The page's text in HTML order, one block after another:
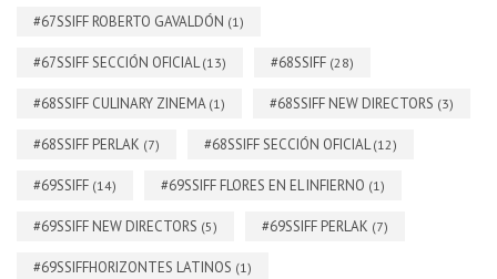
#67SSIFF ROBERTO GAVALDÓN (1)
#67SSIFF SECCIÓN OFICIAL(13) #68SSIFF (28)
#68SSIFF CULINARY ZINEMA (1) #68SSIFF NEW DIRECTORS (3)
#68SSIFF PERLAK (7) #68SSIFF SECCIÓN OFICIAL(12)
#69SSIFF (14) #69SSIFF FLORES EN EL INFIERNO (1)
#69SSIFF NEW DIRECTORS (5) #69SSIFF PERLAK (7)
#69SSIFFHORIZONTES LATINOS (1)